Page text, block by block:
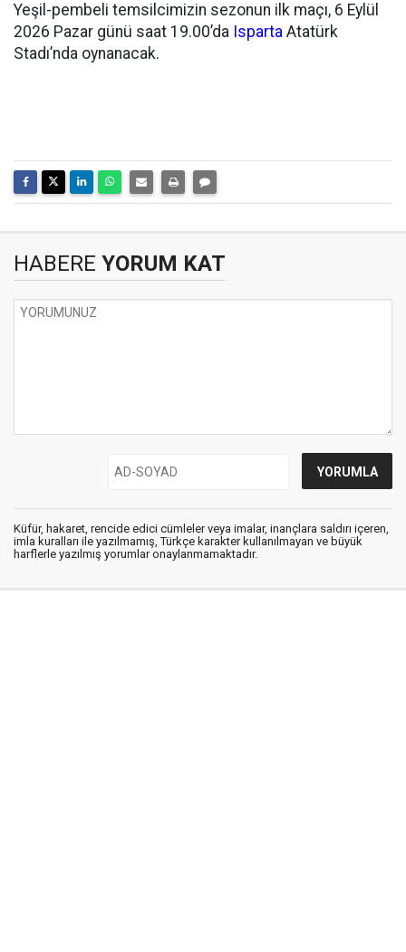
Yeşil-pembeli temsilcimizin sezonun ilk maçı, 6 Eylül
2026 Pazar günü saat 19.00’da Isparta Atatürk
Stadı’nda oynanacak.
HABERE YORUM KAT
Küfür, hakaret, rencide edici cümleler veya imalar, inançlara saldırı içeren,
imla kuralları ile yazılmamış, Türkçe karakter kullanılmayan ve büyük
harflerle yazılmış yorumlar onaylanmamaktadır.